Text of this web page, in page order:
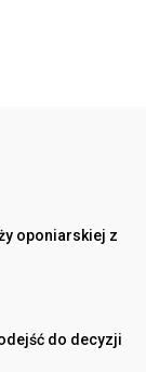
oponiarskiej z
do decyzji